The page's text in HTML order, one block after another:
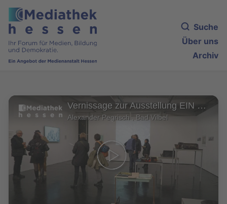
Suche
Über uns
Archiv
Vernissage zur Ausstellung EIN WEG ENTSTEHT WENN MAN IHN GEHT
Alexander Pegrisch , Bad Vilbel